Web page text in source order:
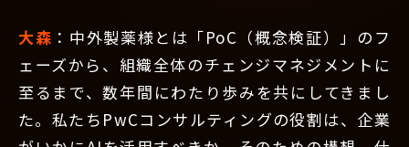
大森 ：中外製薬様とは「PoC（概念検証）」のフ
ェーズから、組織全体のチェンジマネジメントに
至るまで、数年間にわたり歩みを共にしてきまし
た。私たちPwCコンサルティングの役割は、企業